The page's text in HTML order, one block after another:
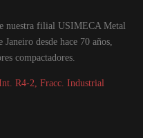
nuestra filial USIMECA Metal
desde hace 70 años,
compactadores.
R4-2, Fracc. Industrial